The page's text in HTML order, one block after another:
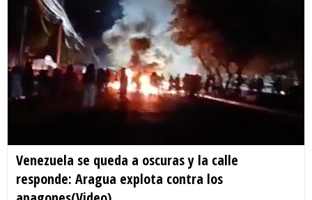
Venezuela se queda a oscuras y la calle
responde: Aragua explota contra los